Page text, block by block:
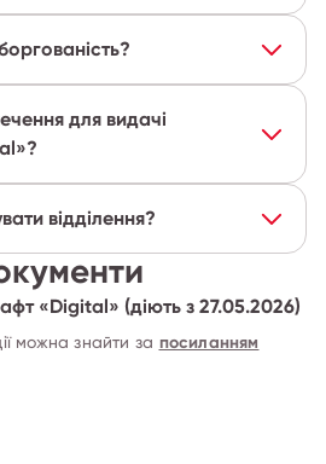
для видачі
відділення?
«Digital» (діють з 27.05.2026)
можна знайти за посиланням